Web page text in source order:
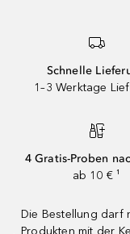
Schnelle
1–3 Werktage
4 Gratis-Proben
ab 10 € ¹
Die Bestellung darf
Produkten mit der